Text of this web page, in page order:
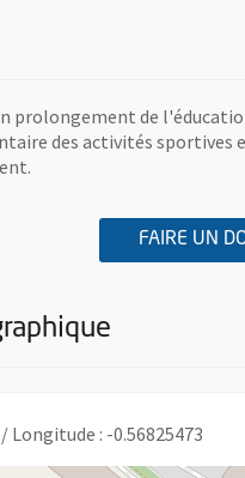
prolongement de
des activités sportives
FAIRE UN
Longitude : -0.56825473